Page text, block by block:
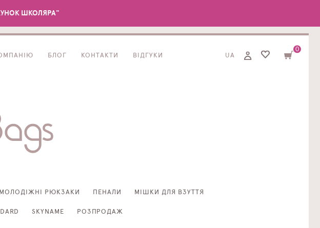
ШКОЛЯРА"
БЛОГ КОНТАКТИ ВІДГУКИ UA
0
МОЛОДІЖНІ РЮКЗАКИ ПЕНАЛИ МІШКИ ДЛЯ ВЗУТТЯ
SKYNAME РОЗПРОДАЖ